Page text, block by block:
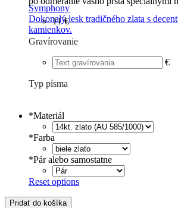
Symphony
Dokonalý lesk tradičného zlata s
kamienkov.
11 €
Gravírovanie
€
Typ písma
*Materiál
*Farba
*Pár alebo samostatne
Reset options
Pridať do košíka